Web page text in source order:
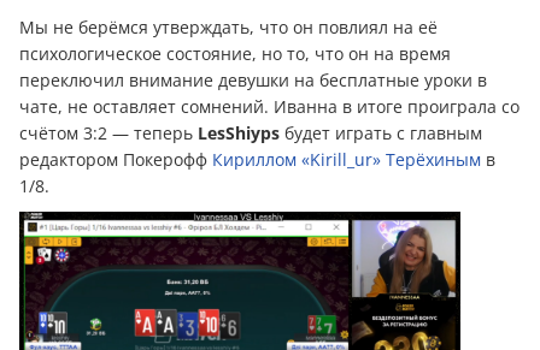
Мы не берёмся утверждать, что он повлиял на её
психологическое состояние, но то, что он на время
переключил внимание девушки на бесплатные уроки в
чате, не оставляет сомнений. Иванна в итоге проиграла со
счётом 3:2 — теперь LesShiyps будет играть с главным
редактором Покерофф Кириллом «Kirill_ur» Терёхиным в
1/8.